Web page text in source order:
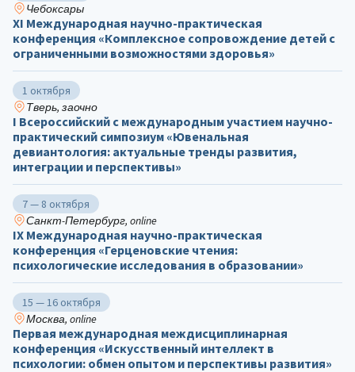
Чебоксары
ХΙ Международная научно-практическая
конференция «Комплексное сопровождение детей с
ограниченными возможностями здоровья»
1 октября
Тверь, заочно
I Всероссийский с международным участием научно-
практический симпозиум «Ювенальная
девиантология: актуальные тренды развития,
интеграции и перспективы»
7 — 8 октября
Санкт-Петербург, online
IX Международная научно-практическая
конференция «Герценовские чтения:
психологические исследования в образовании»
15 — 16 октября
Москва, online
Первая международная междисциплинарная
конференция «Искусственный интеллект в
психологии: обмен опытом и перспективы развития»